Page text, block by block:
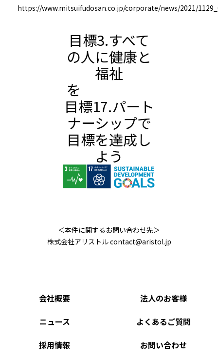
https://www.mitsuifudosan.co.jp/corporate/news/2021/
目標3.すべて
の人に健康と
福祉
を
目標17.パート
ナーシップで
目標を達成し
よう
＜本件に関するお問い合わせ先＞
株式会社アリストルcontact@aristol.jp
会社概要
法人のお客様
ニュース
よくあるご質問
採用情報
お問い合わせ